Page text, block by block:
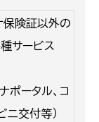
保険証以外の
サービス
ナポータル、コ
ニ交付等）